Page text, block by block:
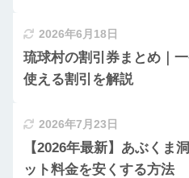
2026年6月18日
琉球村の割引券まとめ｜
使える割引を解説
2026年7月23日
【2026年最新】あぶくま
ット料金を安くする方法